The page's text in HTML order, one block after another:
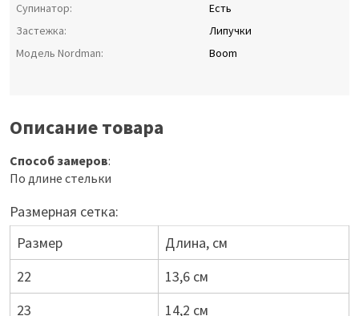
Супинатор:
Есть
Застежка:
Липучки
Модель Nordman:
Boom
Описание товара
Способ замеров:
По длине стельки
Размерная сетка:
Размер
Длина, см
22
13,6 см
23
14,2 см